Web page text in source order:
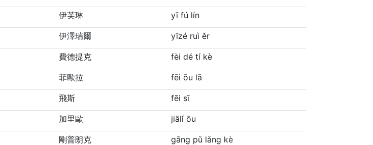
伊芙琳 yī fú lín
伊澤瑞爾 yīzé ruì ěr
費德提克 fèi dé tí kè
菲歐拉 fēi ōu lā
飛斯 fēi sī
加里歐 jiālǐ ōu
剛普朗克 gāng pǔ lǎng kè